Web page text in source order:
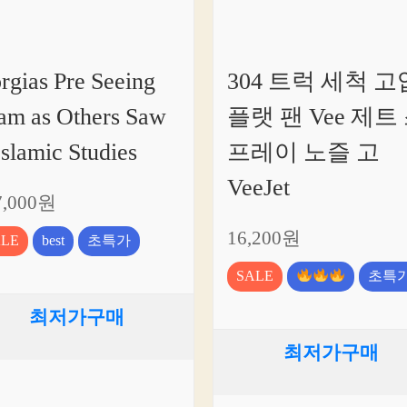
Pre Seeing
as Others Saw
Studies
원
best 초특가
최저가구매
304 트럭 세척 고
플랫 팬 Vee 제트
프레이 노즐 고
VeeJet
16,200원
SALE 초특
최저가구매